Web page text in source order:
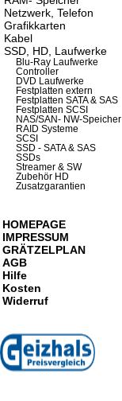
Netzwerk, Telefon
Grafikkarten
Kabel
SSD, HD, Laufwerke
Blu-Ray Laufwerke
Controller
DVD Laufwerke
Festplatten extern
Festplatten SATA & SAS
Festplatten SCSI
NAS/SAN- NW-Speicher
RAID Systeme
SCSI
SSD - SATA & SAS
SSDs
Streamer & SW
Zubehör HD
Zusatzgarantien
HOMEPAGE
IMPRESSUM
GRÄTZELPLAN
AGB
Hilfe
Kosten
Widerruf